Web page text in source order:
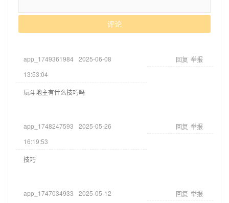
评论
app_1749361984
2025-06-08
13:53:04
回复 举报
玩斗地主有什么技巧吗
app_1748247593
2025-05-26
16:19:53
回复 举报
技巧
app_1747034933
2025-05-12
回复 举报